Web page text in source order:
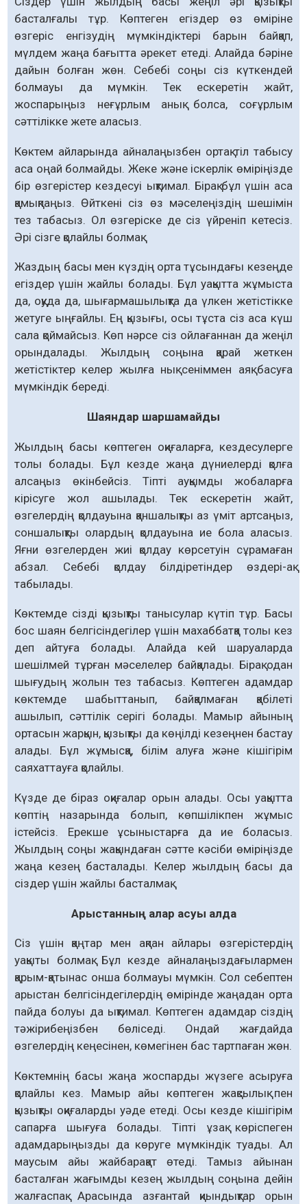
басталғалы тұр. Көптеген егіздер өз өміріне
өзгеріс енгізудің мүмкіндіктері барын байқап,
мүлдем жаңа бағытта әрекет етеді. Алайда бәріне
дайын болған жөн. Себебі соңы сіз күткендей
болмауы да мүмкін. Тек ескеретін жайт,
жоспарыңыз неғұрлым анық болса, соғұрлым
сәттілікке жете аласыз.
Көктем айларында айналаңызбен ортақ тіл табысу
аса оңай болмайды. Жеке және іскерлік өміріңізде
бір өзгерістер кездесуі ықтимал. Бірақ бұл үшін аса
қамықпаңыз. Өйткені сіз өз мәселеңіздің шешімін
тез табасыз. Ол өзгеріске де сіз үйреніп кетесіз.
Әрі сізге қолайлы болмақ.
Жаздың басы мен күздің орта тұсындағы кезеңде
егіздер үшін жайлы болады. Бұл уақытта жұмыста
да, оқуда да, шығармашылықта да үлкен жетістікке
жетуге ыңғайлы. Ең қызығы, осы тұста сіз аса күш
сала қоймайсыз. Көп нәрсе сіз ойлағаннан да жеңіл
орындалады. Жылдың соңына қарай жеткен
жетістіктер келер жылға нық сеніммен аяқ басуға
мүмкіндік береді.
Шаяндар шаршамайды
Жылдың басы көптеген оқиғаларға, кездесулерге
толы болады. Бұл кезде жаңа дүниелерді қолға
алсаңыз өкінбейсіз. Тіпті ауқымды жобаларға
кірісуге жол ашылады. Тек ескеретін жайт,
өзгелердің қолдауына қаншалықты аз үміт артсаңыз,
соншалықты олардың қолдауына ие бола аласыз.
Яғни өзгелерден жиі қолдау көрсетуін сұрамаған
абзал. Себебі қолдау білдіретіндер өздері-ақ
табылады.
Көктемде сізді қызықты танысулар күтіп тұр. Басы
бос шаян белгісіндегілер үшін махаббатқа толы кез
деп айтуға болады. Алайда кей шаруаларда
шешілмей тұрған мәселелер байқалады. Бірақ одан
шығудың жолын тез табасыз. Көптеген адамдар
көктемде шабыттанып, байқалмаған қабілеті
ашылып, сәттілік серігі болады. Мамыр айының
ортасын жарқын, қызықты да көңілді кезеңнен бастау
алады. Бұл жұмысқа, білім алуға және кішігірім
саяхаттауға қолайлы.
Күзде де біраз оқиғалар орын алады. Осы уақытта
көптің назарында болып, көпшілікпен жұмыс
істейсіз. Ерекше ұсыныстарға да ие боласыз.
Жылдың соңы жақындаған сәтте кәсіби өміріңізде
жаңа кезең басталады. Келер жылдың басы да
сіздер үшін жайлы басталмақ.
Арыстанның алар асуы алда
Сіз үшін қаңтар мен ақпан айлары өзгерістердің
уақыты болмақ. Бұл кезде айналаңыздағылармен
қарым-қатынас онша болмауы мүмкін. Сол себептен
арыстан белгісіндегілердің өмірінде жаңадан орта
пайда болуы да ықтимал. Көптеген адамдар сіздің
тәжірибеңізбен бөліседі. Ондай жағдайда
өзгелердің кеңесінен, көмегінен бас тартпаған жөн.
Көктемнің басы жаңа жоспарды жүзеге асыруға
қолайлы кез. Мамыр айы көптеген жақсылық пен
қызықты оқиғаларды уәде етеді. Осы кезде кішігірім
сапарға шығуға болады. Тіпті ұзақ көріспеген
адамдарыңызды да көруге мүмкіндік туады. Ал
маусым айы жайбарақат өтеді. Тамыз айынан
басталған жағымды кезең жылдың соңына дейін
жалғаспақ. Арасында азғантай қиындықтар орын